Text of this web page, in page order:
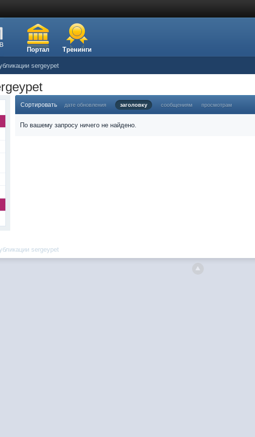
Портал Тренинги
sergeypet
Сортировать дате обновления заголовку сообщениям просмотрам
По вашему запросу ничего не найдено.
sergeypet